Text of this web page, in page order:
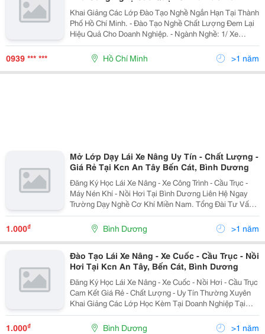
Khai Giảng Các Lớp Đào Tạo Nghề Ngắn Hạn Tại Thành
Phố Hồ Chí Minh. - Đào Tạo Nghề Chất Lượng Đem Lại
Hiệu Quả Cho Doanh Nghiệp. - Ngành Nghề: 1/ Xe
Nâng: Xe Nâng Số Tay, Xe Nâng Số Tự Động, Xe Nâng
Điện Ngồi Lái, Xe Nâng Điện
0939 *** *** Hồ Chí Minh >1 năm
Mở Lớp Dạy Lái Xe Nâng Uy Tín - Chất Lượng -
Giá Rẻ Tại Kcn An Tây Bến Cát, Bình Dương
Đăng Ký Học Lái Xe Nâng - Xe Công Trình - Cầu Trục -
Máy Nén Khí - Nồi Hơi Tại Bình Dương Liên Hệ Ngay
Trường Dạy Nghề Cơ Khí Miền Nam. Tổng Đài Tư Vấn
Và Chăm Sóc Khách Hàng 24/7 0949.096.570 Zalo Trực
Tuyến : 0949.096.570 ...
1.000₫ Bình Dương >1 năm
Đào Tạo Lái Xe Nâng - Xe Cuốc - Cầu Trục - Nồi
Hơi Tại Kcn An Tây, Bến Cát, Bình Dương
Đăng Ký Học Lái Xe Nâng - Xe Cuốc - Nồi Hơi - Cầu Trục
Cam Kết Giá Rẻ - Chất Lượng - Uy Tín Thường Xuyên
Khai Giảng Các Lớp Học Kèm Tại Doanh Nghiệp Tại
Bình Dương - Đồng Nai - Tphcm - Long An Liên Hệ Ngay
Trường Dạy Nghề Cơ Khí...
1.000₫ Bình Dương >1 năm